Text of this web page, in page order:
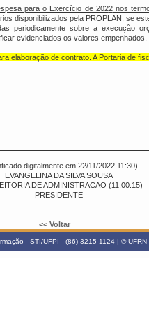
para o Exercício de 2022nos
disponibilizados pela PROPLAN, se
periodicamente sobre a execução
evidenciados os valores
elaboração de contrato. A Portaria de
digitalmente em 22/11/2022 11:30)
EVANGELINA DA SILVA SOUSA
DE ADMINISTRACAO (11.00.15)
PRESIDENTE
<< Voltar
- STI/UFPI - (86) 3215-1124 | © UFRN